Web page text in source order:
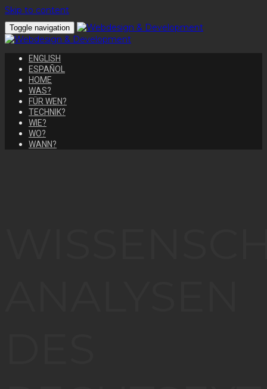
Skip to content
Toggle navigation
ENGLISH
ESPAÑOL
HOME
WAS?
FÜR WEN?
TECHNIK?
WIE?
WO?
WANN?